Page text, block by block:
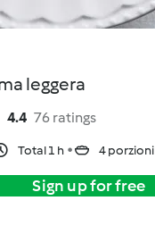
leggera
4.4 76 ratings
Total 1 h 4 porzioni
Sign up for free